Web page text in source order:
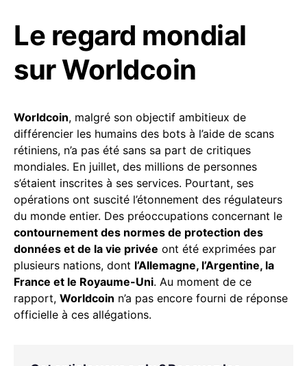
Le regard mondial
sur Worldcoin
Worldcoin, malgré son objectif ambitieux de
différencier les humains des bots à l’aide de scans
rétiniens, n’a pas été sans sa part de critiques
mondiales. En juillet, des millions de personnes
s’étaient inscrites à ses services. Pourtant, ses
opérations ont suscité l’étonnement des régulateurs
du monde entier. Des préoccupations concernant le
contournement des normes de protection des
données et de la vie privée ont été exprimées par
plusieurs nations, dont l’Allemagne, l’Argentine, la
France et le Royaume-Uni. Au moment de ce
rapport, Worldcoin n’a pas encore fourni de réponse
officielle à ces allégations.